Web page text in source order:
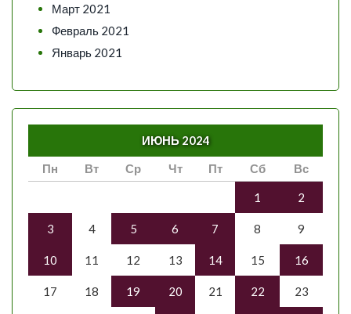
Март 2021
Февраль 2021
Январь 2021
ИЮНЬ 2024
Пн
Вт Ср Чт Пт Сб Вс
1 2
3 4 5 6 7 8 9
10 11 12 13 14 15 16
17 18 19 20 21 22 23